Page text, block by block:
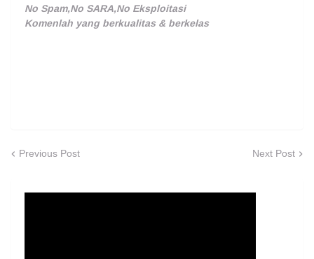
No Spam,No SARA,No Eksploitasi
Komenlah yang berkualitas & berkelas
Previous Post Next Post